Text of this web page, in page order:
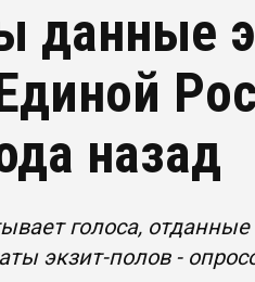
данные
назад
голоса,
экзит-полов -